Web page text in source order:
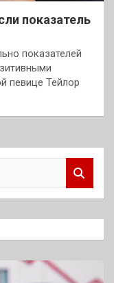
показатель
показателей
певице Тейлор